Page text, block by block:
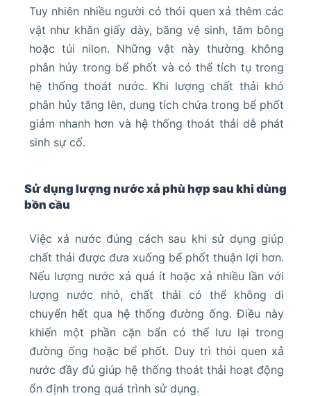
Tuy nhiên nhiều người có thói quen xả thêm các
vật như khăn giấy dày, băng vệ sinh, tăm bông
hoặc túi nilon. Những vật này thường không
phân hủy trong bể phốt và có thể tích tụ trong
hệ thống thoát nước. Khi lượng chất thải khó
phân hủy tăng lên, dung tích chứa trong bể phốt
giảm nhanh hơn và hệ thống thoát thải dễ phát
sinh sự cố.
Sử dụng lượng nước xả phù hợp sau khi dùng
bồn cầu
Việc xả nước đúng cách sau khi sử dụng giúp
chất thải được đưa xuống bể phốt thuận lợi hơn.
Nếu lượng nước xả quá ít hoặc xả nhiều lần với
lượng nước nhỏ, chất thải có thể không di
chuyển hết qua hệ thống đường ống. Điều này
khiến một phần cặn bẩn có thể lưu lại trong
đường ống hoặc bể phốt. Duy trì thói quen xả
nước đầy đủ giúp hệ thống thoát thải hoạt động
ổn định trong quá trình sử dụng.